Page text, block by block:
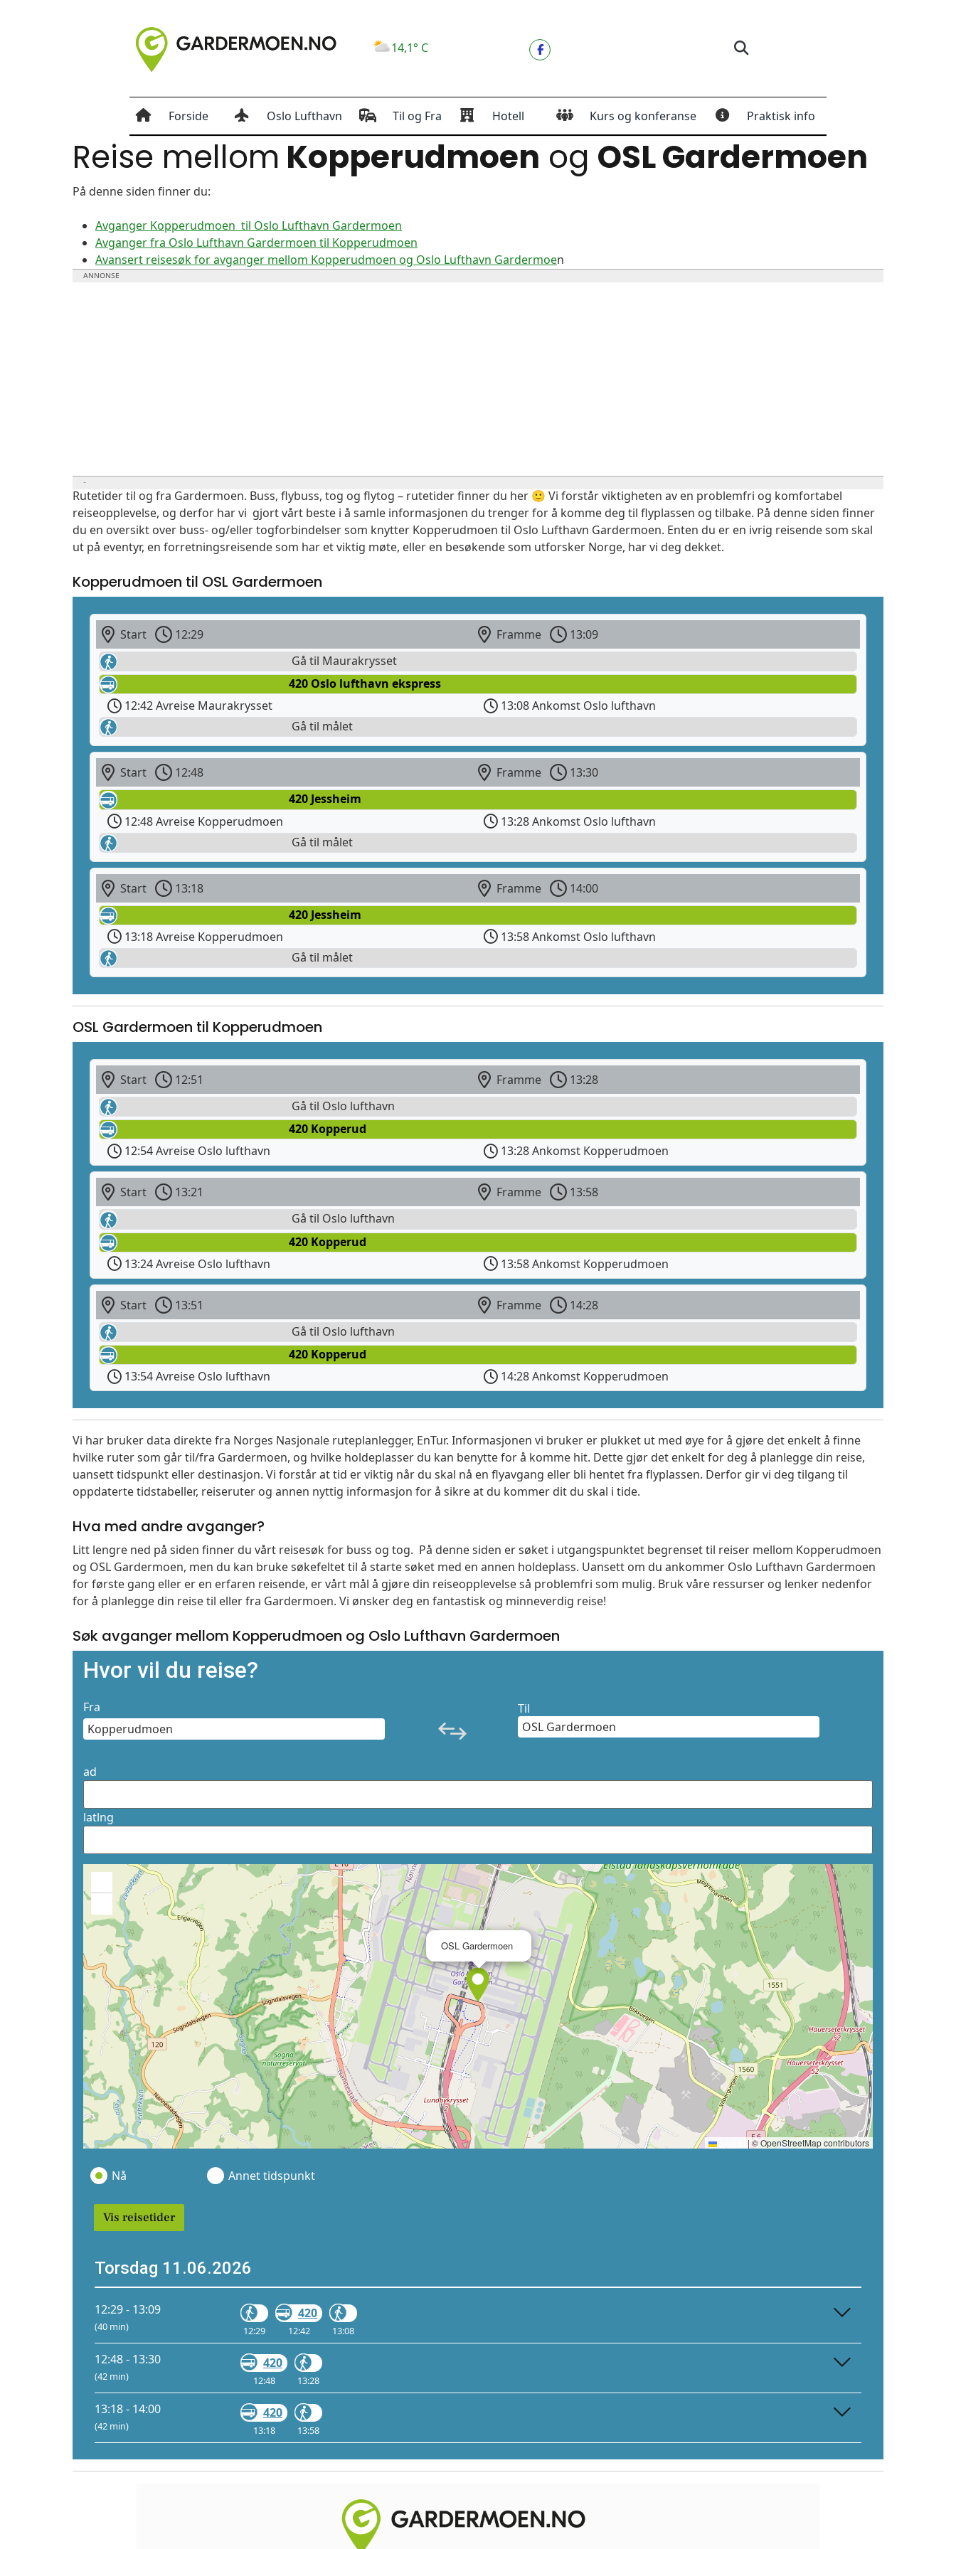
14,1° C
Forside Oslo Lufthavn Til og Fra Hotell Kurs og konferanse Praktisk info
Reise mellom Kopperudmoen og OSL Gardermoen
På denne siden finner du:
Avganger Kopperudmoen til Oslo Lufthavn Gardermoen
Avganger fra Oslo Lufthavn Gardermoen til Kopperudmoen
Avansert reisesøk for avganger mellom Kopperudmoen og Oslo Lufthavn Gardermoen
Rutetider til og fra Gardermoen. Buss, flybuss, tog og flytog – rutetider finner du her 🙂 Vi forstår viktigheten av en problemfri og komfortabel
reiseopplevelse, og derfor har vi gjort vårt beste i å samle informasjonen du trenger for å komme deg til flyplassen og tilbake. På denne siden finner
du en oversikt over buss- og/eller togforbindelser som knytter Kopperudmoen til Oslo Lufthavn Gardermoen. Enten du er en ivrig reisende som skal
ut på eventyr, en forretningsreisende som har et viktig møte, eller en besøkende som utforsker Norge, har vi deg dekket.
Kopperudmoen til OSL Gardermoen
Start 12:29 Framme
13:09
Gå til Maurakrysset
420 Oslo lufthavn ekspress
12:42 Avreise Maurakrysset
13:08 Ankomst Oslo lufthavn
Gå til målet
Start 12:48 Framme
13:30
420 Jessheim
12:48 Avreise Kopperudmoen
13:28 Ankomst Oslo lufthavn
Gå til målet
Start 13:18 Framme
14:00
420 Jessheim
13:18 Avreise Kopperudmoen
13:58 Ankomst Oslo lufthavn
Gå til målet
OSL Gardermoen til Kopperudmoen
Start 12:51 Framme
13:28
Gå til Oslo lufthavn
420 Kopperud
12:54 Avreise Oslo lufthavn
13:28 Ankomst Kopperudmoen
Start 13:21 Framme
13:58
Gå til Oslo lufthavn
420 Kopperud
13:24 Avreise Oslo lufthavn
13:58 Ankomst Kopperudmoen
Start 13:51 Framme
14:28
Gå til Oslo lufthavn
420 Kopperud
13:54 Avreise Oslo lufthavn
14:28 Ankomst Kopperudmoen
Vi har bruker data direkte fra Norges Nasjonale ruteplanlegger, EnTur. Informasjonen vi bruker er plukket ut med øye for å gjøre det enkelt å finne
hvilke ruter som går til/fra Gardermoen, og hvilke holdeplasser du kan benytte for å komme hit. Dette gjør det enkelt for deg å planlegge din reise,
uansett tidspunkt eller destinasjon. Vi forstår at tid er viktig når du skal nå en flyavgang eller bli hentet fra flyplassen. Derfor gir vi deg tilgang til
oppdaterte tidstabeller, reiseruter og annen nyttig informasjon for å sikre at du kommer dit du skal i tide.
Hva med andre avganger?
Litt lengre ned på siden finner du vårt reisesøk for buss og tog. På denne siden er søket i utgangspunktet begrenset til reiser mellom Kopperudmoen
og OSL Gardermoen, men du kan bruke søkefeltet til å starte søket med en annen holdeplass. Uansett om du ankommer Oslo Lufthavn Gardermoen
for første gang eller er en erfaren reisende, er vårt mål å gjøre din reiseopplevelse så problemfri som mulig. Bruk våre ressurser og lenker nedenfor
for å planlegge din reise til eller fra Gardermoen. Vi ønsker deg en fantastisk og minneverdig reise!
Søk avganger mellom Kopperudmoen og Oslo Lufthavn Gardermoen
Hvor vil du reise?
Fra Til
ad
latlng
OSL Gardermoen
Leaflet | © OpenStreetMap contributors
Nå Annet tidspunkt
Vis reisetider
Torsdag 11.06.2026
12:29 - 13:09
(40 min) 12:29
420
12:42 13:08
12:48 - 13:30
(42 min)
420
12:48 13:28
13:18 - 14:00
(42 min)
420
13:18 13:58